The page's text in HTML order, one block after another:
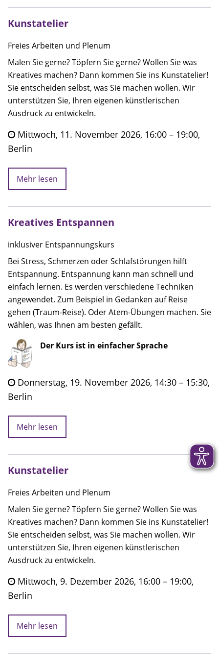
Kunstatelier
Freies Arbeiten und Plenum
Malen Sie gerne? Töpfern Sie gerne? Wollen Sie was
Kreatives machen? Dann kommen Sie ins Kunstatelier!
Sie entscheiden selbst, was Sie machen wollen. Wir
unterstützen Sie, Ihren eigenen künstlerischen
Ausdruck zu entwickeln.
Mittwoch, 11. November 2026, 16:00 – 19:00,
Berlin
Mehr lesen
Kreatives Entspannen
inklusiver Entspannungskurs
Bei Stress, Schmerzen oder Schlafstörungen hilft
Entspannung. Entspannung kann man schnell und
einfach lernen. Es werden verschiedene Techniken
angewendet. Zum Beispiel in Gedanken auf Reise
gehen (Traum-Reise). Oder Atem-Übungen machen. Sie
wählen, was Ihnen am besten gefällt.
Der Kurs ist in einfacher Sprache
Donnerstag, 19. November 2026, 14:30 – 15:30,
Berlin
Mehr lesen
Kunstatelier
Freies Arbeiten und Plenum
Malen Sie gerne? Töpfern Sie gerne? Wollen Sie was
Kreatives machen? Dann kommen Sie ins Kunstatelier!
Sie entscheiden selbst, was Sie machen wollen. Wir
unterstützen Sie, Ihren eigenen künstlerischen
Ausdruck zu entwickeln.
Mittwoch, 9. Dezember 2026, 16:00 – 19:00,
Berlin
Mehr lesen